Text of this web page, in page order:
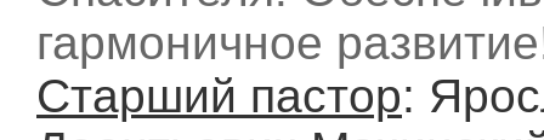
гармоничное
Старший пастор: